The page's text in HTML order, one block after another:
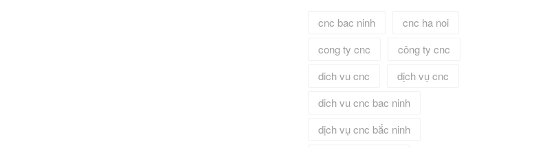
cnc bac ninh
cnc ha noi
cong ty cnc
công ty cnc
dich vu cnc
dịch vụ cnc
dich vu cnc bac ninh
dịch vụ cnc bắc ninh